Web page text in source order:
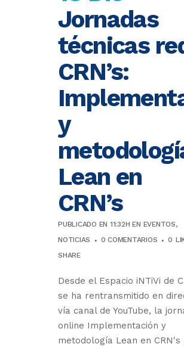
Jornadas
técnicas
CRN’s:
y
Lean en
CRN’s
PUBLICADO EN 11:32H EN EVENTOS,
NOTICIAS
0 COMENTARIOS 0
SHARE
Desde el Espacio iNTiVi de
se ha rentransmitido en
vía canal de YouTube, la
online Implementación y
metodología Lean en CRN's